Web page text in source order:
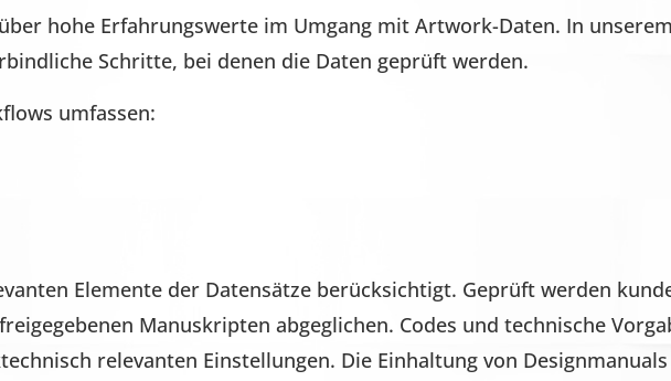
hohe Erfahrungswerte im Umgang mit Artwork-Daten. In
Schritte, bei denen die Daten geprüft werden.
umfassen:
Elemente der Datensätze berücksichtigt. Geprüft werden
Manuskripten abgeglichen. Codes und technische
relevanten Einstellungen. Die Einhaltung von